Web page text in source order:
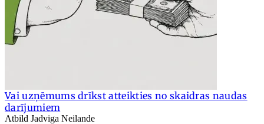
Vai uzņēmums drīkst atteikties no skaidras naudas
darījumiem
Atbild Jadviga Neilande